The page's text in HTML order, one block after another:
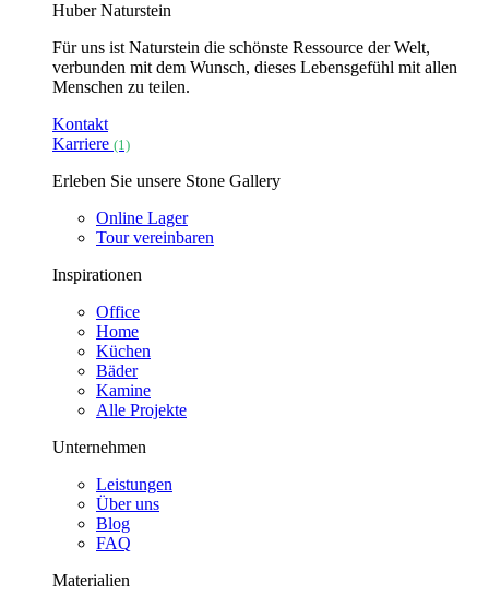
Huber Naturstein
Für uns ist Naturstein die schönste Ressource der Welt,
verbunden mit dem Wunsch, dieses Lebensgefühl mit allen
Menschen zu teilen.
Kontakt
Karriere (1)
Erleben Sie unsere Stone Gallery
Online Lager
Tour vereinbaren
Inspirationen
Office
Home
Küchen
Bäder
Kamine
Alle Projekte
Unternehmen
Leistungen
Über uns
Blog
FAQ
Materialien